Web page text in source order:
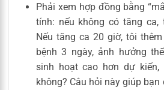
Phải xem hợp đồng bằng
tính: nếu không có tăng ca,
Nếu tăng ca 20 giờ, tôi
bệnh 3 ngày, ảnh hưởng
sinh hoạt cao hơn dự
không? Câu hỏi này giúp